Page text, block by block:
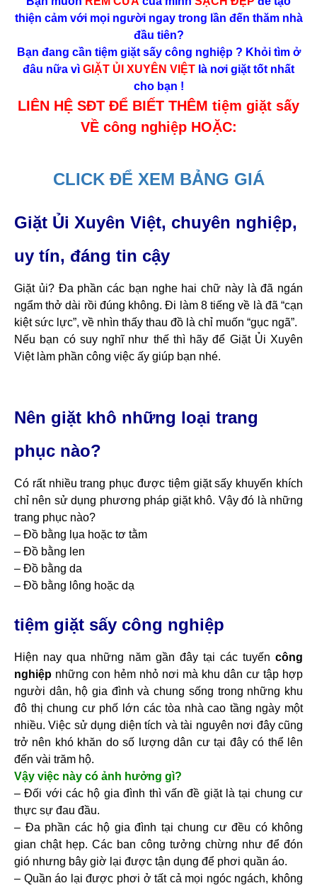
thiện cảm với mọi người ngay trong lần đến thăm nhà
đầu tiên?
Bạn đang cần tiệm giặt sấy công nghiệp ? Khỏi tìm ở
đâu nữa vì GIẶT ỦI XUYÊN VIỆT là nơi giặt tốt nhất
cho bạn !
LIÊN HỆ SĐT ĐỂ BIẾT THÊM tiệm giặt sấy
VỀ công nghiệp HOẶC:
CLICK ĐỂ XEM BẢNG GIÁ
Giặt Ủi Xuyên Việt, chuyên nghiệp,
uy tín, đáng tin cậy
Giặt ủi? Đa phần các bạn nghe hai chữ này là đã ngán
ngẩm thở dài rồi đúng không. Đi làm 8 tiếng về là đã “cạn
kiệt sức lực”, về nhìn thấy thau đồ là chỉ muốn “gục ngã”.
Nếu bạn có suy nghĩ như thế thì hãy để Giặt Ủi Xuyên
Việt làm phần công việc ấy giúp bạn nhé.
Nên giặt khô những loại trang
phục nào?
Có rất nhiều trang phục được tiệm giặt sấy khuyến khích
chỉ nên sử dụng phương pháp giặt khô. Vậy đó là những
trang phục nào?
– Đồ bằng lụa hoặc tơ tằm
– Đồ bằng len
– Đồ bằng da
– Đồ bằng lông hoặc dạ
tiệm giặt sấy công nghiệp
Hiện nay qua những năm gần đây tại các tuyến công
nghiệp những con hẻm nhỏ nơi mà khu dân cư tập hợp
người dân, hộ gia đình và chung sống trong những khu
đô thị chung cư phố lớn các tòa nhà cao tầng ngày một
nhiều. Việc sử dụng diện tích và tài nguyên nơi đây cũng
trở nên khó khăn do số lượng dân cư tại đây có thể lên
đến vài trăm hộ.
Vậy việc này có ảnh hưởng gì?
– Đối với các hộ gia đình thì vấn đề giặt là tại chung cư
thực sự đau đầu.
– Đa phần các hộ gia đình tại chung cư đều có không
gian chật hẹp. Các ban công tưởng chừng như để đón
gió nhưng bây giờ lại được tận dụng để phơi quần áo.
– Quần áo lại được phơi ở tất cả mọi ngóc ngách, không